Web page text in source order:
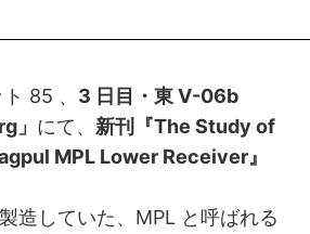
85 、 3 日目・東 V-06b
」 にて、 新刊『The Study of
MPL Lower Receiver』
造していた、MPL と呼ばれる